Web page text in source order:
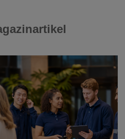
Loading...